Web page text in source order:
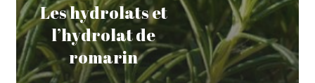
Les hydrolats et
l’hydrolat de
romarin